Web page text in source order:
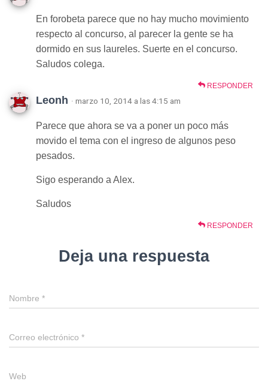
En forobeta parece que no hay mucho movimiento
respecto al concurso, al parecer la gente se ha
dormido en sus laureles. Suerte en el concurso.
Saludos colega.
RESPONDER
Leonh · marzo 10, 2014 a las 4:15 am
Parece que ahora se va a poner un poco más
movido el tema con el ingreso de algunos peso
pesados.
Sigo esperando a Alex.
Saludos
RESPONDER
Deja una respuesta
Nombre *
Correo electrónico *
Web